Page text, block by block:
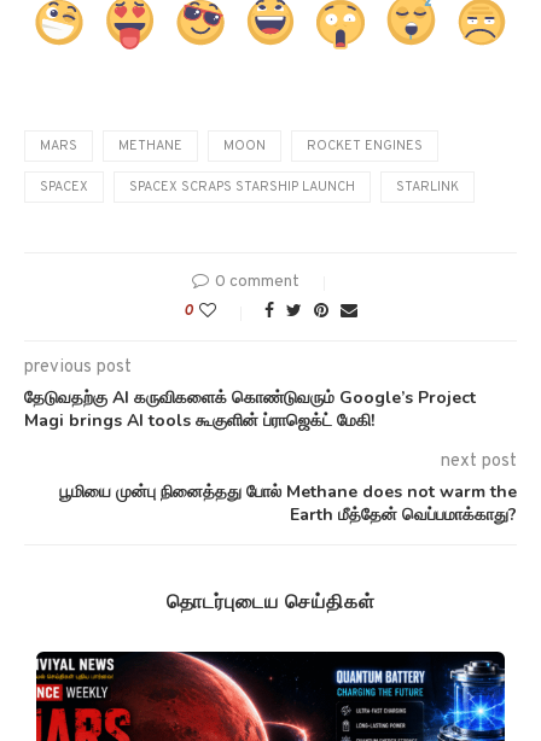
MARS METHANE MOON ROCKET ENGINES
SPACEX SPACEX SCRAPS STARSHIP LAUNCH STARLINK
0 comment
0
previous post
தேடுவதற்கு AI கருவிகளைக் கொண்டுவரும் Google’s Project
Magi brings AI tools கூகுளின் ப்ராஜெக்ட் மேகி!
next post
பூமியை முன்பு நினைத்தது போல் Methane does not warm the
Earth மீத்தேன் வெப்பமாக்காது?
தொடர்புடைய செய்திகள்